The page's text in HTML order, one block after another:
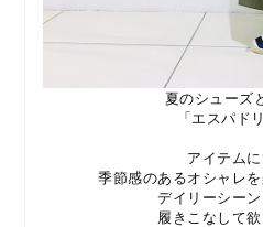
夏のシューズ
「エスパド
アイテム
季節感のあるオシャレを
デイリーシー
履きこなして欲